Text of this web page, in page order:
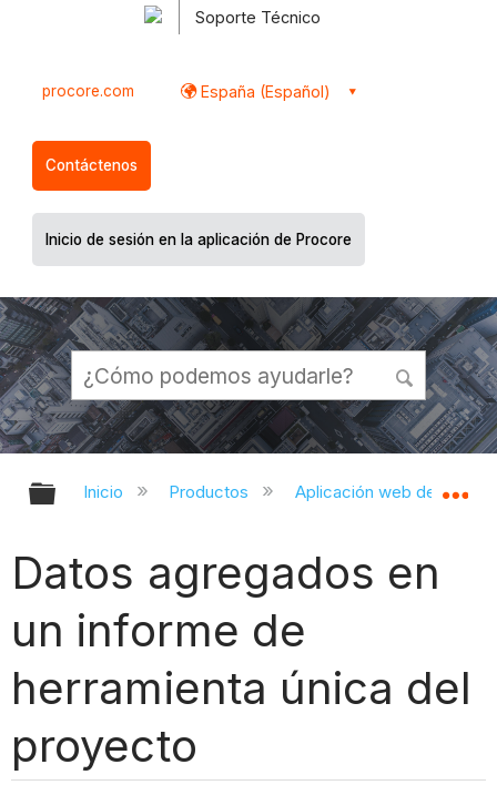
Soporte Técnico
procore.com España (Español)
Contáctenos
Inicio de sesión en la aplicación de Procore
Expandir/contraer jerarquía global
Inicio Productos Aplicación web de
Datos agregados en
un informe de
herramienta única del
proyecto